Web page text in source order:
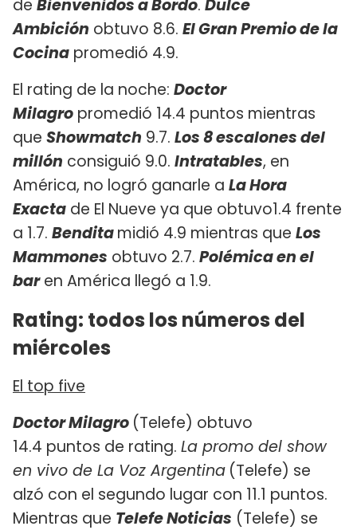
de Bienvenidos a Bordo. Dulce
Ambición obtuvo 8.6. El Gran Premio de la
Cocina promedió 4.9.
El rating de la noche: Doctor
Milagro promedió 14.4 puntos mientras
que Showmatch 9.7. Los 8 escalones del
millón consiguió 9.0. Intratables, en
América, no logró ganarle a La Hora
Exacta de El Nueve ya que obtuvo1.4 frente
a 1.7. Benditamidió 4.9 mientras que Los
Mammones obtuvo 2.7. Polémica en el
baren América llegó a 1.9.
Rating: todos los números del
miércoles
El top five
Doctor Milagro (Telefe) obtuvo
14.4 puntos de rating. La promo del show
en vivo de La Voz Argentina (Telefe) se
alzó con el segundo lugar con 11.1 puntos.
Mientras que Telefe Noticias (Telefe) se